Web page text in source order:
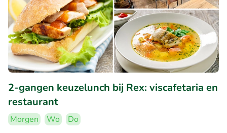
2-gangen keuzelunch bij Rex: viscafetaria en
restaurant
Morgen Wo
Do